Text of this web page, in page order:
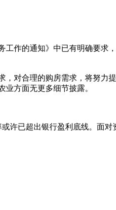
工作的通知》中已有明确要求
对合理的购房需求，将努力
方面无更多细节披露。
许已超出银行盈利底线。面